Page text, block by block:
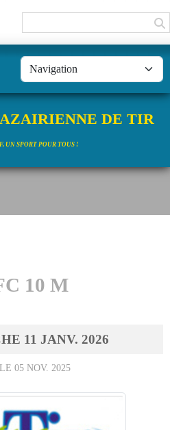
DE TIR
UN SPORT POUR TOUS !
10 M
11 JANV. 2026
05 NOV. 2025